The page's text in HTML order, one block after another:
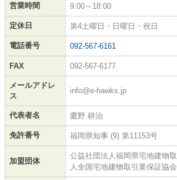
営業時間 9:00～18:00
定休日 第4土曜日・日曜日・祝日
電話番号 092-567-6161
FAX 092-567-6177
メールアドレ
ス
info@e-hawks.jp
代表者名 鷹野 耕治
免許番号 福岡県知事 (9) 第11153号
加盟団体
公益社団法人福岡県宅地建物
人全国宅地建物取引業保証協